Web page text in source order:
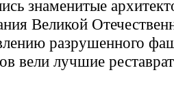
знаменитые
Великой
разрушенного
вели лучшие